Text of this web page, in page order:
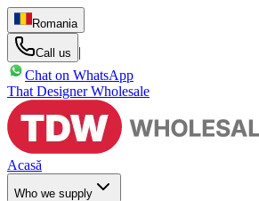
Romania
Call us
|
Chat on WhatsApp
That Designer Wholesale
Acasă
Who we supply